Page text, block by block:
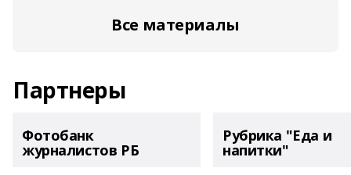
Все материалы
Партнеры
Фотобанк
журналистов РБ
Рубрика "Еда и
напитки"